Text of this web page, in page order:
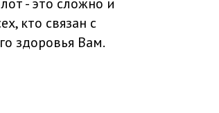
кто связан с
здоровья Вам.